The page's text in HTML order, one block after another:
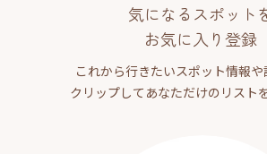
気になるスポット
お気に入り登録
これから行きたいスポット情報
クリップしてあなただけのリスト